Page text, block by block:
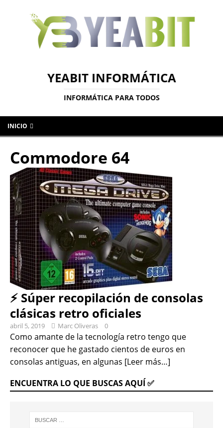
YEABIT INFORMÁTICA
INFORMÁTICA PARA TODOS
INICIO
Commodore 64
⚡ Súper recopilación de consolas
clásicas retro oficiales
abril 5, 2019 Marc Oliveras 0
Como amante de la tecnología retro tengo que
reconocer que he gastado cientos de euros en
consolas antiguas, en algunas [Leer más…]
ENCUENTRA LO QUE BUSCAS AQUÍ ✅